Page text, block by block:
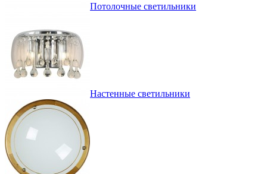
Потолочные светильники
Настенные светильники